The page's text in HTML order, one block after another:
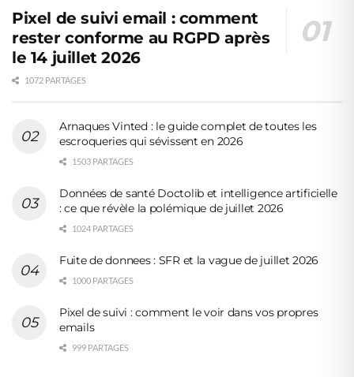
Pixel de suivi email : comment
rester conforme au RGPD après
le 14 juillet 2026
1072 PARTAGES
Arnaques Vinted : le guide complet de toutes les
escroqueries qui sévissent en 2026
1503 PARTAGES
Données de santé Doctolib et intelligence artificielle
: ce que révèle la polémique de juillet 2026
1024 PARTAGES
Fuite de donnees : SFR et la vague de juillet 2026
1000 PARTAGES
Pixel de suivi : comment le voir dans vos propres
emails
999 PARTAGES